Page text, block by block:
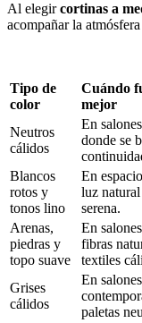
Al elegircortinas a
acompañar la
Tipo de
color
Cuándo
mejor
Neutros
cálidos
En
donde se
Blancos
rotos y
tonos lino
En
luz
serena.
Arenas,
piedras y
topo suave
En
fibras
textiles
Grises
cálidos
En salones
paletas